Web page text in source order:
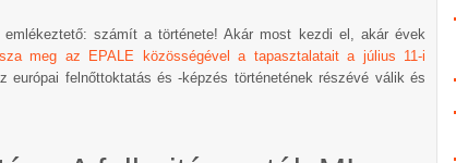
számít a története! Akár most kezdi el, akár évek
meg az EPALE közösségével a tapasztalatait a július 11-i
európai felnőttoktatás és -képzés történetének részévé válik és